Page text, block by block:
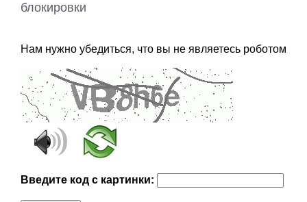
блокировки
Нам нужно убедиться, что вы не являетесь роботом
Введите код с картинки: